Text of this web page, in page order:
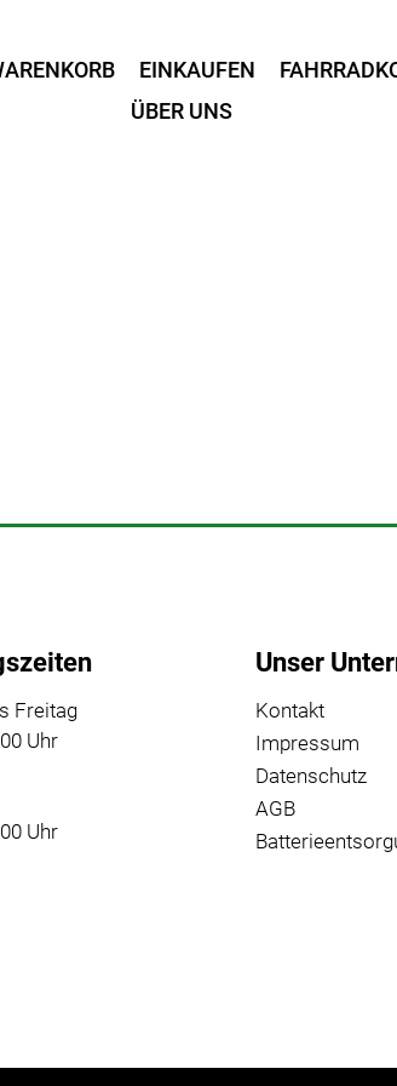
EINKAUFEN
ÜBER UNS
Freitag
Uhr
Uhr
Unser
Kontakt
Impressum
Datenschutz
AGB